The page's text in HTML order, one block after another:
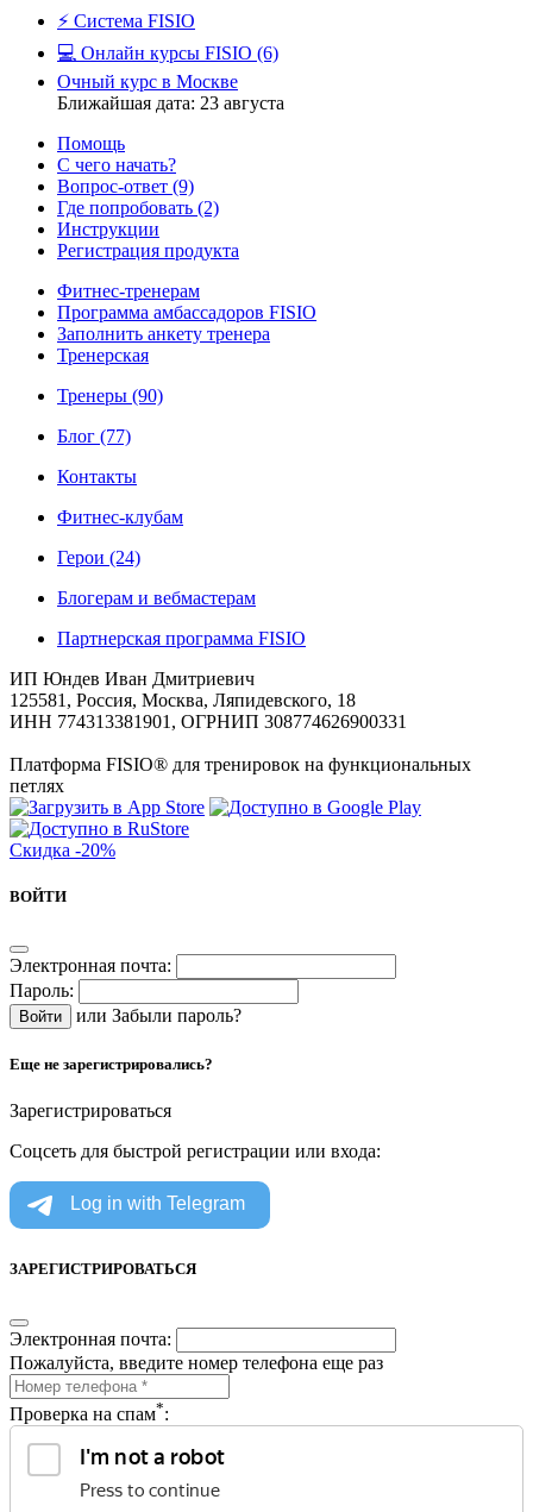
⚡️ Система FISIO
💻 Онлайн курсы FISIO (6)
Очный курс в Москве
Ближайшая дата: 23 августа
Помощь
С чего начать?
Вопрос-ответ (9)
Где попробовать (2)
Инструкции
Регистрация продукта
Фитнес-тренерам
Программа амбассадоров FISIO
Заполнить анкету тренера
Тренерская
Тренеры (90)
Блог (77)
Контакты
Фитнес-клубам
Герои (24)
Блогерам и вебмастерам
Партнерская программа FISIO
ИП Юндев Иван Дмитриевич
125581, Россия, Москва, Ляпидевского, 18
ИНН 774313381901, ОГРНИП 308774626900331
Платформа FISIO® для тренировок на функциональных
петлях
Скидка -20%
ВОЙТИ
Электронная почта:
Пароль:
или Забыли пароль?
Еще не зарегистрировались?
Зарегистрироваться
Соцсеть для быстрой регистрации или входа:
ЗАРЕГИСТРИРОВАТЬСЯ
Электронная почта:
Пожалуйста, введите номер телефона еще раз
Проверка на спам*: